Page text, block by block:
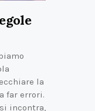
la
far errori.
incontra,